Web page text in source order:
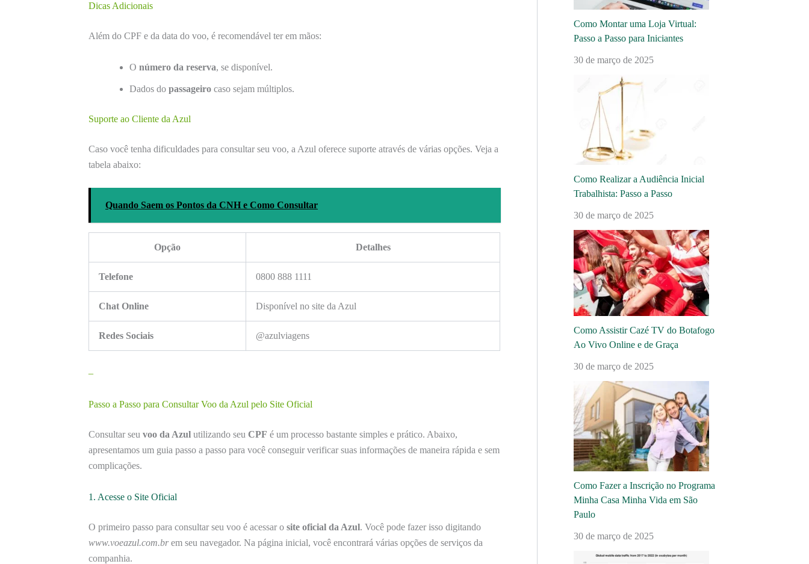
Dicas Adicionais
Além do CPF e da data do voo, é recomendável ter em mãos:
O número da reserva, se disponível.
Dados do passageiro caso sejam múltiplos.
Suporte ao Cliente da Azul
Caso você tenha dificuldades para consultar seu voo, a Azul oferece suporte através de várias opções. Veja a
tabela abaixo:
Quando Saem os Pontos da CNH e Como Consultar
Opção Detalhes
Telefone 0800 888 1111
Chat Online Disponível no site da Azul
Redes Sociais @azulviagens
–
Passo a Passo para Consultar Voo da Azul pelo Site Oficial
Consultar seu voo da Azul utilizando seu CPF é um processo bastante simples e prático. Abaixo,
apresentamos um guia passo a passo para você conseguir verificar suas informações de maneira rápida e sem
complicações.
1. Acesse o Site Oficial
O primeiro passo para consultar seu voo é acessar o site oficial da Azul. Você pode fazer isso digitando
www.voeazul.com.brem seu navegador. Na página inicial, você encontrará várias opções de serviços da
companhia.
Como Montar uma Loja Virtual:
Passo a Passo para Iniciantes
30 de março de 2025
Como Realizar a Audiência Inicial
Trabalhista: Passo a Passo
30 de março de 2025
Como Assistir Cazé TV do Botafogo
Ao Vivo Online e de Graça
30 de março de 2025
Como Fazer a Inscrição no Programa
Minha Casa Minha Vida em São
Paulo
30 de março de 2025